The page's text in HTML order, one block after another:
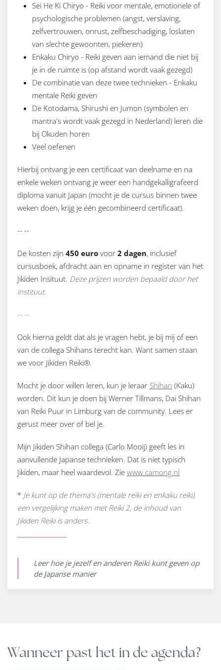
Sei He Ki Chiryo - Reiki voor mentale, emotionele of
psychologische problemen (angst, verslaving,
zelfvertrouwen, onrust, zelfbeschadiging, loslaten
van slechte gewoonten, piekeren)
Enkaku Chiryo - Reiki geven aan iemand die niet bij
je in de ruimte is (op afstand wordt vaak gezegd)
De combinatie van deze twee technieken - Enkaku
mentale Reiki geven
De Kotodama, Shirushi en Jumon (symbolen en
mantra's wordt vaak gezegd in Nederland) leren die
bij Okuden horen
Veel oefenen
Hierbij ontvang je een certificaat van deelname en na
enkele weken ontvang je weer een handgekalligrafeerd
diploma vanuit Japan (mocht je de cursus binnen twee
weken doen, krijg je één gecombineerd certificaat).
-- --
De kosten zijn 450 euro voor 2 dagen, inclusief
cursusboek, afdracht aan en opname in register van het
Jikiden Insituut. Deze prijzen worden bepaald door het
instituut.
-- --
Ook hierna geldt dat als je vragen hebt, je bij mij of een
van de collega Shihans terecht kan. Want samen staan
we voor Jikiden Reiki®.
Mocht je door willen leren, kun je leraar Shihan (Kaku)
worden. Dit kun je doen bij Werner Tillmans, Dai Shihan
van Reiki Puur in Limburg van de community. Lees er
gerust meer over of bel je.
Mijn Jikiden Shihan collega (Carlo Mooij) geeft les in
aanvullende Japanse technieken. Dat is niet typisch
Jikiden, maar heel waardevol. Zie www.camong.nl
* Je kunt op de thema's (mentale reiki en enkaku reiki)
een vergelijking maken met Reiki 2, de inhoud van
Jikiden Reiki is anders.
Leer hoe je jezelf en anderen Reiki kunt geven op
de Japanse manier
Wanneer past het in de agenda?